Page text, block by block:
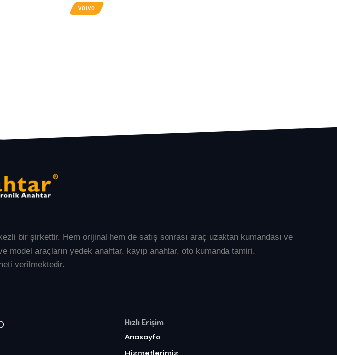
VOLVO
bir şirkettir. Hem orijinal hem de satış sonrası araç uzaktan kumandası ve
model araçların yedek anahtar, kayıp anahtar, oto kumanda tamiri,
verilmektedir.
Hızlı Erişim
Anasayfa
Hizmetlerimiz